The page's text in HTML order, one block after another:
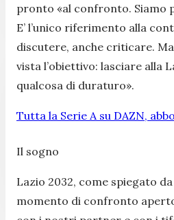
pronto «al confronto. Siamo
E’ l’unico riferimento alla
discutere, anche criticare.
vista l’obiettivo: lasciare alla
qualcosa di duraturo».
Tutta la Serie A su DAZN,
Il sogno
Lazio 2032, come spiegato
momento di confronto